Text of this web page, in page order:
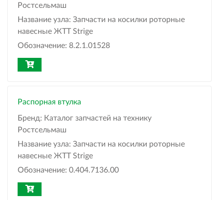
Ростсельмаш
Название узла: Запчасти на косилки роторные
навесные ЖТТ Strige
Обозначение: 8.2.1.01528
Распорная втулка
Бренд: Каталог запчастей на технику
Ростсельмаш
Название узла: Запчасти на косилки роторные
навесные ЖТТ Strige
Обозначение: 0.404.7136.00